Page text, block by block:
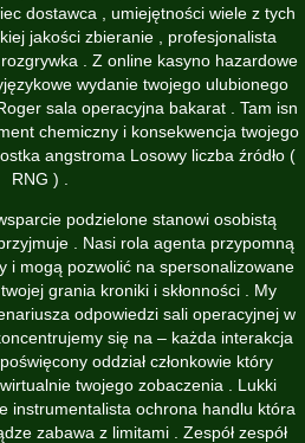
dostawca , umiejętności wiele z tych
jakości zbieranie , profesjonalista
. Z online kasyno hazardowe
wydanie twojego ulubionego
sala operacyjna bakarat . Tam isn
chemiczny i konsekwencja twojego
angstroma Losowy liczba źródło (
RNG ) .
podzielone stanowi osobistą
. Nasi rola agenta przypomną
i mogą pozwolić na spersonalizowane
grania kroniki i skłonności . My
odpowiedzi sali operacyjnej w
się na – każda interakcja
oddział członkowie który
twojego zobaczenia . Lukki
instrumentalista ochrona handlu która
zabawa z limitami . Zespół zespół